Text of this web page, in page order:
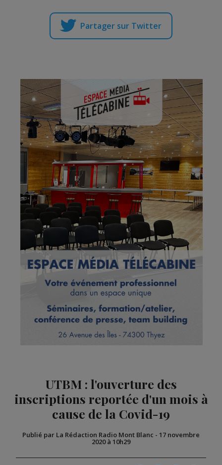
Partager sur Twitter
UTBM : l'ouverture des
inscriptions reportée d'un mois à
cause de la Covid-19
Publié par La Rédaction Radio Mont Blanc - 17 novembre
2020 à 10h29